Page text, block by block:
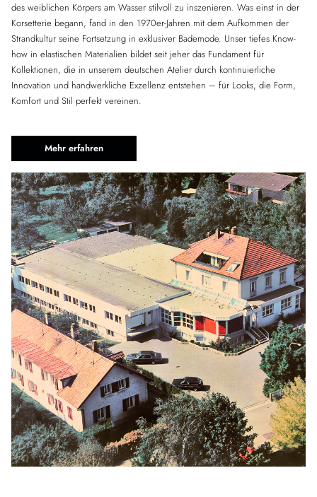
des weiblichen Körpers am Wasser stilvoll zu inszenieren. Was einst in der
Korsetterie begann, fand in den 1970er-Jahren mit dem Aufkommen der
Strandkultur seine Fortsetzung in exklusiver Bademode. Unser tiefes Know-
how in elastischen Materialien bildet seit jeher das Fundament für
Kollektionen, die in unserem deutschen Atelier durch kontinuierliche
Innovation und handwerkliche Exzellenz entstehen – für Looks, die Form,
Komfort und Stil perfekt vereinen.
Mehr erfahren